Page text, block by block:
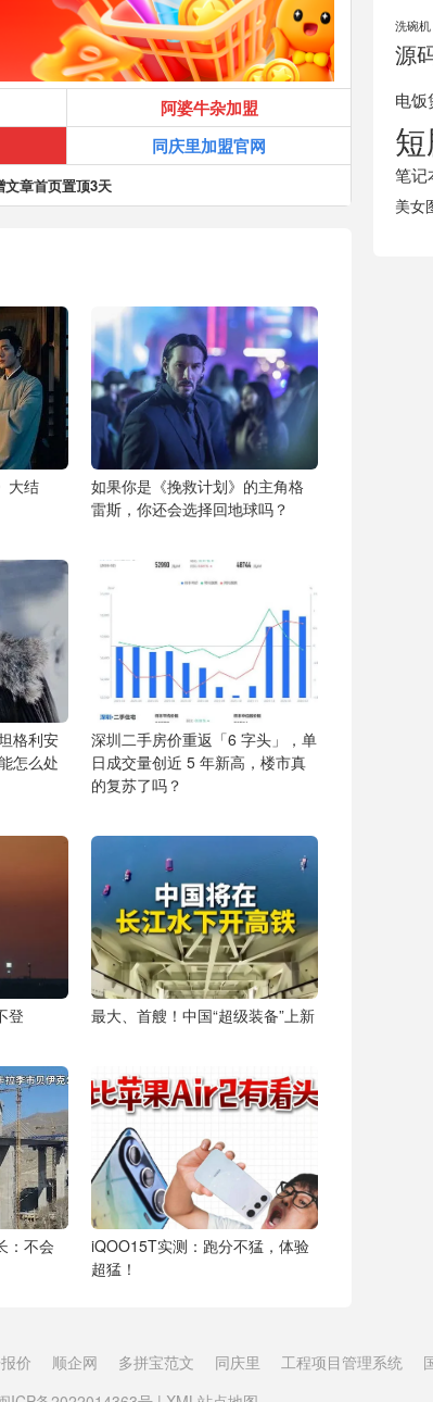
阿婆牛杂加盟
同庆里加盟官网
章首页置顶3天
大结
如果你是《挽救计划》的主角格
雷斯，你还会选择回地球吗？
格利安
怎么处
深圳二手房价重返「6 字头」，单
日成交量创近 5 年新高，楼市真
的复苏了吗？
登 最大、首艘！中国“超级装备”上新
：不会
iQOO15T实测：跑分不猛，体验
超猛！
洗碗机
源
电饭
笔记
美女
价 顺企网 多拼宝范文 同庆里 工程项目管理系统